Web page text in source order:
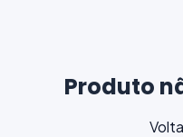
Produto